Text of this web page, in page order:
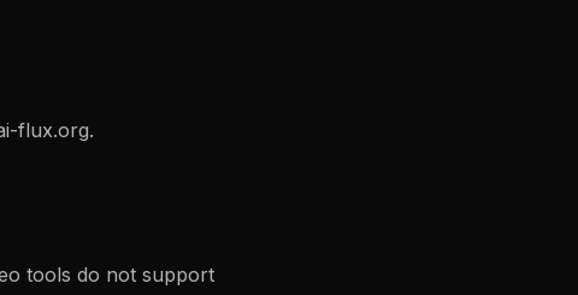
flux.org.
tools do not support